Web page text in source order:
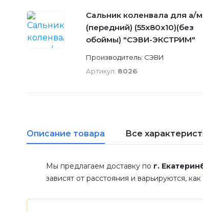
Сальник коленвала для а/
(передний) (55х80х10)(без
обоймы) "СЭВИ-ЭКСТРИМ"
Производитель: СЭВИ
Артикул: 8026
Описание товара Все
Мы предлагаем доставку по г.
зависят от расстояния и варьируются,